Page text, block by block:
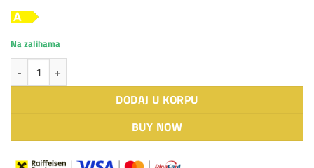
Na zalihama
BEKO BBSE17321B ugradni set količina
DODAJ U KORPU
BUY NOW